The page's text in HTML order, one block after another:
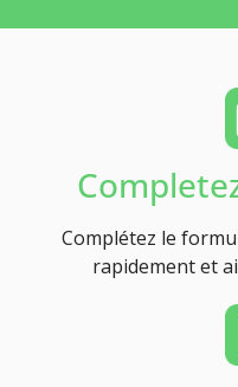
Complétez le
rapidement et